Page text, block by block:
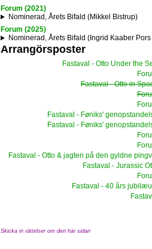
Forum (2021)
Nominerad, Årets Bifald (Mikkel Bistrup)
Forum (2025)
Nominerad, Årets Bifald (Ingrid Kaaber
Arrangörsposter
Fastaval - Otto Under the
Fastaval - Otto in
Fastaval - Føniks'
Fastaval - Føniks'
Fastaval - Otto & jagten på den gyldne
Fastaval - Jurassic
Fastaval - 40 års
Skicka in rättelser om den här sidan